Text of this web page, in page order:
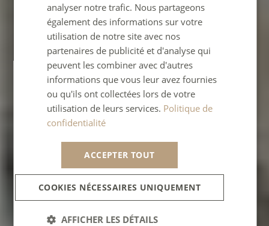
SPANISH
PORTUGUESE
analyser notre trafic. Nous partageons
également des informations sur votre
utilisation de notre site avec nos
partenaires de publicité et d'analyse qui
peuvent les combiner avec d'autres
informations que vous leur avez fournies
ou qu'ils ont collectées lors de votre
utilisation de leurs services. Politique de
confidentialité
ACCEPTER TOUT
COOKIES NÉCESSAIRES UNIQUEMENT
AFFICHER LES DÉTAILS